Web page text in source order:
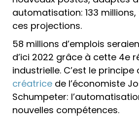
automatisation: 133
ces projections.
58 millions d’emplois
d’ici 2022 grâce à cette 4e
industrielle. C’est le principe
créatrice de l’économiste
Schumpeter:
nouvelles compétences.